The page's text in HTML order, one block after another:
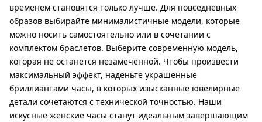
временем становятся только лучше. Для повседневных
образов выбирайте минималистичные модели, которые
можно носить самостоятельно или в сочетании с
комплектом браслетов. Выберите современную модель,
которая не останется незамеченной. Чтобы произвести
максимальный эффект, наденьте украшенные
бриллиантами часы, в которых изысканные ювелирные
детали сочетаются с технической точностью. Наши
искусные женские часы станут идеальным завершающим